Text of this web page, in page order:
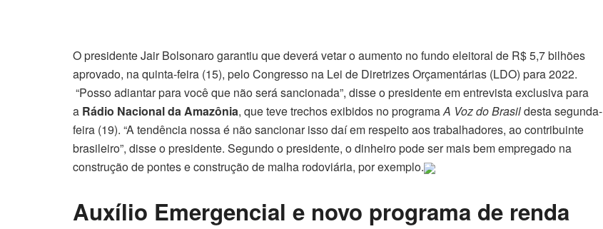
O presidente Jair Bolsonaro garantiu que deverá vetar o aumento no fundo eleitoral de R$ 5,7 bilhões
aprovado, na quinta-feira (15), pelo Congresso na Lei de Diretrizes Orçamentárias (LDO) para 2022.
“Posso adiantar para você que não será sancionada”, disse o presidente em entrevista exclusiva para
a Rádio Nacional da Amazônia, que teve trechos exibidos no programaA Voz do Brasildesta segunda-
feira (19). “A tendência nossa é não sancionar isso daí em respeito aos trabalhadores, ao contribuinte
brasileiro”, disse o presidente. Segundo o presidente, o dinheiro pode ser mais bem empregado na
construção de pontes e construção de malha rodoviária, por exemplo.
Auxílio Emergencial e novo programa de renda